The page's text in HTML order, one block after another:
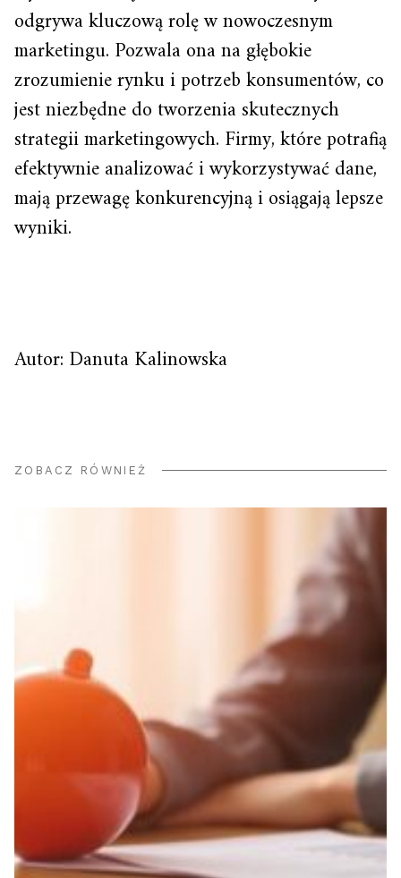
odgrywa kluczową rolę w nowoczesnym
marketingu. Pozwala ona na głębokie
zrozumienie rynku i potrzeb konsumentów, co
jest niezbędne do tworzenia skutecznych
strategii marketingowych. Firmy, które potrafią
efektywnie analizować i wykorzystywać dane,
mają przewagę konkurencyjną i osiągają lepsze
wyniki.
Autor: Danuta Kalinowska
ZOBACZ RÓWNIEŻ